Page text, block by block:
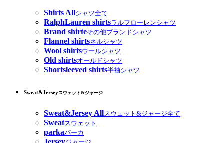
Shirts Allシャツ全て
RalphLauren shirtsラルフローレンシャツ
Brand shirteその他ブランドシャツ
Flannel shirtsネルシャツ
Wool shirtsウールシャツ
Old shirtsオールドシャツ
Shortsleeved shirts半袖シャツ
Sweat&Jerseyスウェット&ジャージ
Sweat&Jersey Allスウェット&ジャージ全て
Sweatスウェット
parkaパーカ